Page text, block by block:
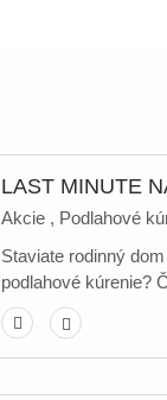
LAST MINUTE
Akcie , Podlahové
Staviate rodinný
podlahové kúrenie?